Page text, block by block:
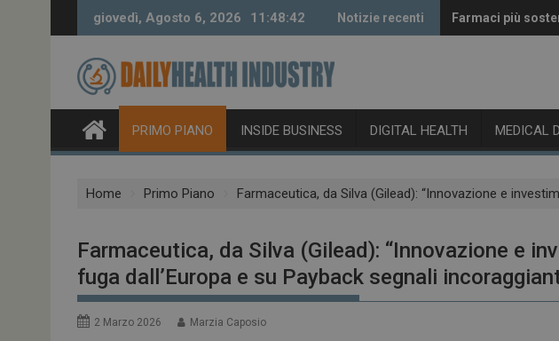
giovedì, Agosto 6, 2026 11:48:43 Notizie recenti Farmaci più
Vaccini anti-
PRIMO PIANO INSIDE BUSINESS DIGITAL HEALTH MEDICAL
Home Primo Piano Farmaceutica, da Silva (Gilead): “Innovazione e
Farmaceutica, da Silva (Gilead): “Innovazione e
fuga dall’Europa e su Payback segnali
2 Marzo 2026 Marzia Caposio